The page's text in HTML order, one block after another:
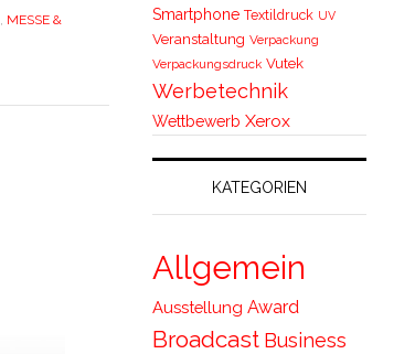
, MESSE &
Smartphone Textildruck UV
Veranstaltung Verpackung
Verpackungsdruck Vutek
Werbetechnik
Wettbewerb Xerox
KATEGORIEN
Allgemein
Ausstellung Award
Broadcast Business